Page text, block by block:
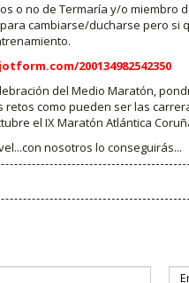
o no de Termaría y/o miembro
cambiarse/ducharse pero
200134982542350
del Medio Maratón,
como pueden ser las
el IX Maratón Atlántica
nosotros lo conseguirás...